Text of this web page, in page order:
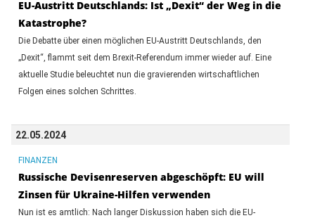
EU-Austritt Deutschlands: Ist „Dexit“ der Weg in die
Katastrophe?
Die Debatte über einen möglichen EU-Austritt Deutschlands, den
„Dexit“, flammt seit dem Brexit-Referendum immer wieder auf. Eine
aktuelle Studie beleuchtet nun die gravierenden wirtschaftlichen
Folgen eines solchen Schrittes.
22.05.2024
FINANZEN
Russische Devisenreserven abgeschöpft: EU will
Zinsen für Ukraine-Hilfen verwenden
Nun ist es amtlich: Nach langer Diskussion haben sich die EU-